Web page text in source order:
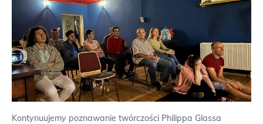
Kontynuujemy poznawanie twórczości Philippa Glassa